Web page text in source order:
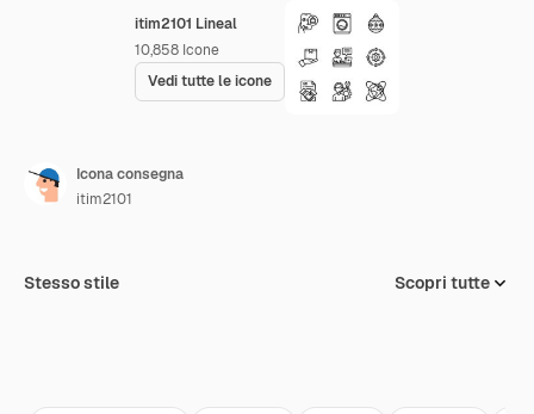
itim2101 Lineal
10,858 Icone
Vedi tutte le icone
Icona consegna
itim2101
Stesso stile Scopri tutte